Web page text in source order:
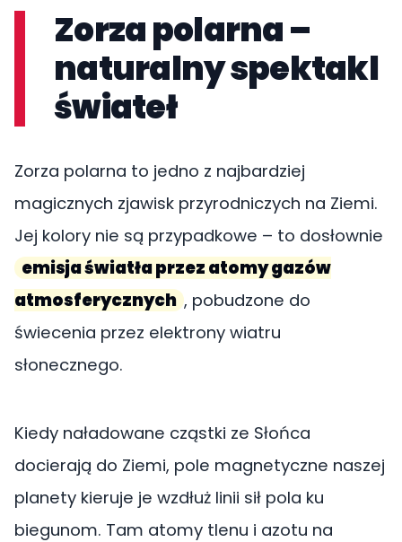
Zorza polarna –
naturalny spektakl
świateł
Zorza polarna to jedno z najbardziej
magicznych zjawisk przyrodniczych na Ziemi.
Jej kolory nie są przypadkowe – to dosłownie
emisja światła przez atomy gazów
atmosferycznych , pobudzone do
świecenia przez elektrony wiatru
słonecznego.
Kiedy naładowane cząstki ze Słońca
docierają do Ziemi, pole magnetyczne naszej
planety kieruje je wzdłuż linii sił pola ku
biegunom. Tam atomy tlenu i azotu na